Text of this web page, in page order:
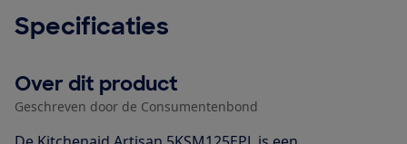
Specificaties
Over dit product
Geschreven door de Consumentenbond